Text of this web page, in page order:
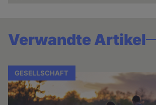
Verwandte Artikel
GESELLSCHAFT